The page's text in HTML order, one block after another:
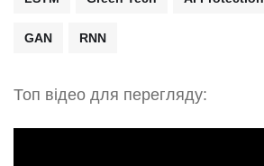
GAN RNN
Топ відео для перегляду: